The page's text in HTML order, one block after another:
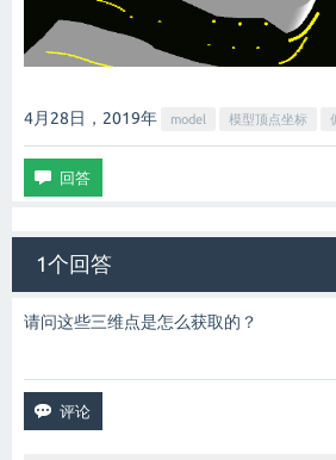
4月28日，2019年 model 模型顶点坐标
1个回答
请问这些三维点是怎么获取的？